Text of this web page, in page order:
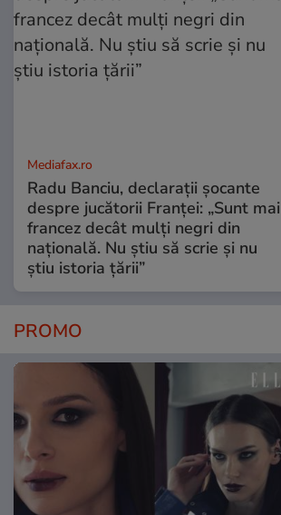
Mediafax.ro
Radu Banciu, declarații șocante
despre jucătorii Franței: „Sunt mai
francez decât mulți negri din
națională. Nu știu să scrie și nu
știu istoria țării”
PROMO